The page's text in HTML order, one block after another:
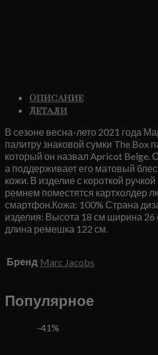
Описание
Детали
В сезоне весна-лето 2021 года
палитру знаковой сумки The Box
который он назвал Apricot Beige.
а поддерживает его матовый
кожи. В изделие с короткой
ремнем поместятся картхолдер
смартфон.Кожа: 100% Страна
изделия: Высота 18 см ширина 26
длина ремешка 122 см.
Бренд Marc Jacobs
Популярное
-41%